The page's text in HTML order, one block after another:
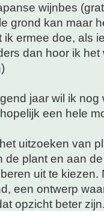
wijnbes
grond kan maar
ik ermee doe, als
dan hoor ik
jaar wil ik
een hele
uitzoeken van
de plant en aan
uit te kiezen.
een ontwerp
opzicht beter